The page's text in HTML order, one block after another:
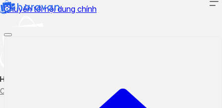
Chuyển tới nội dung chính
Hướng dẫn sử dụng
Cập nhật tính năng mới
Theo dõi ticket